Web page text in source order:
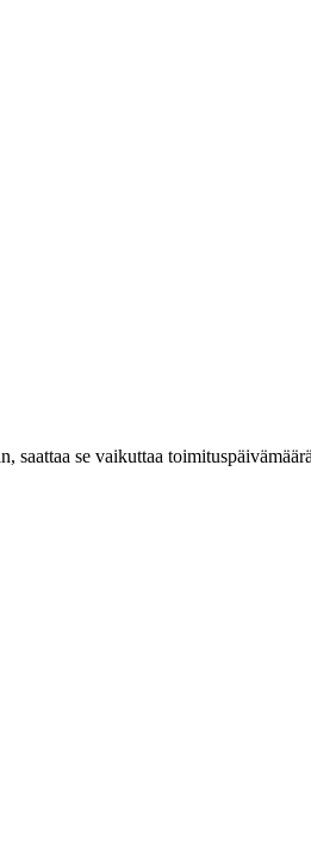
saattaa se vaikuttaa